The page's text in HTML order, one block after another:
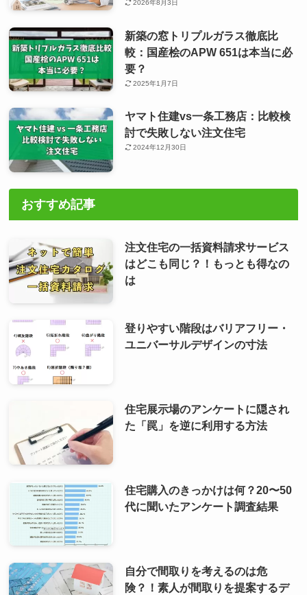
2026年8月3日
新築の窓トリプルガラス徹底比
較：国産桧のAPW 651は本当に必
要？
2025年1月7日
ヤマト住建vs一条工務店：比較検
討で失敗しない注文住宅
2024年12月30日
おすすめ記事
注文住宅の一括資料請求サービス
はどこも同じ？！もっとも得なの
は
登りやすい階段はバリアフリー・
ユニバーサルデザインの寸法
住宅展示場のアンケートに隠され
た「罠」を逆に利用する方法
住宅購入のきっかけは何？20〜50
代に聞いたアンケート調査結果
自分で間取りを考えるのは危
険？！素人が間取りを提案するデ